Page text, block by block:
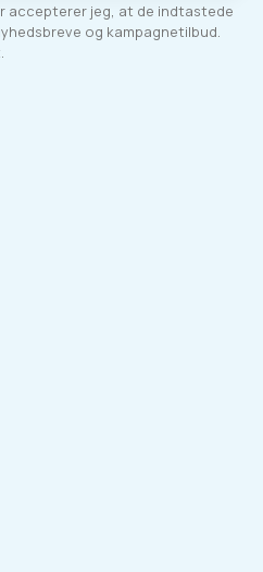
accepterer jeg, at de indtastede
og kampagnetilbud.